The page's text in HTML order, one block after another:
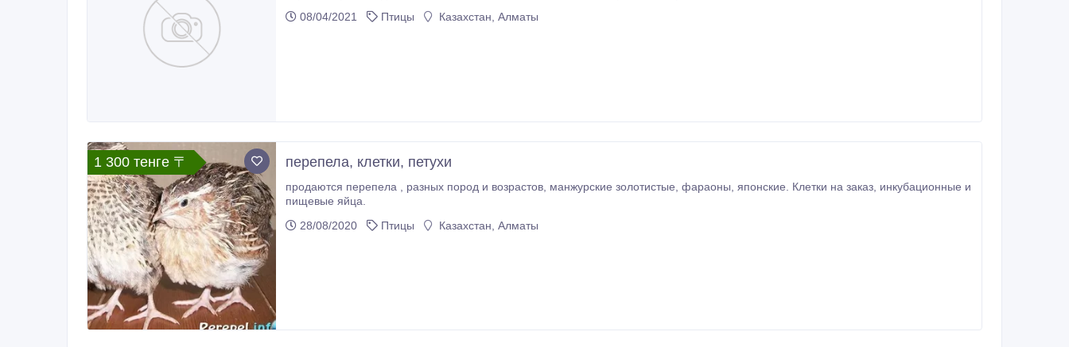
08/04/2021
Птицы Казахстан, Алматы
1 300 тенге 〒 перепела, клетки, петухи
продаются перепела , разных пород и возрастов, манжурские золотистые, фараоны, японские. Клетки на заказ, инкубационные и
пищевые яйца.
28/08/2020
Птицы Казахстан, Алматы